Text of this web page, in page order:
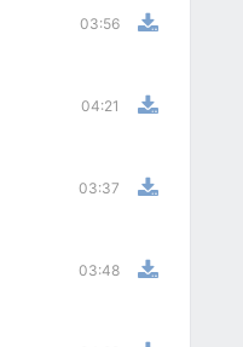
03:56
04:21
03:37
03:48